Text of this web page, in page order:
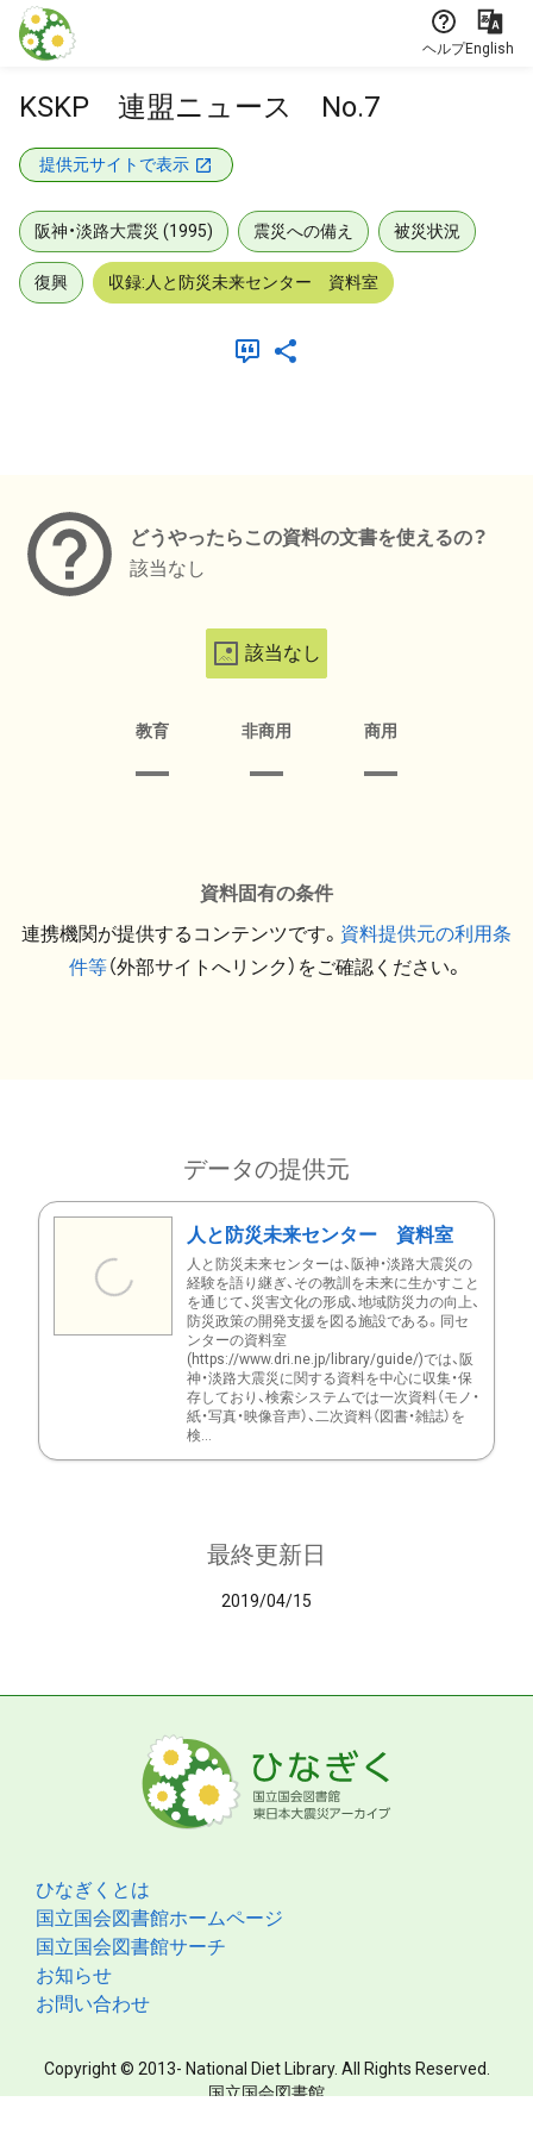
本文に飛ぶ
ヘルプEnglish
KSKP 連盟ニュース No.7
提供元サイトで表示
阪神・淡路大震災 (1995) 震災への備え 被災状況
復興 収録:人と防災未来センター 資料室
どうやったらこの資料の文書を使えるの？
該当なし
該当なし
教育 非商用 商用
資料固有の条件
連携機関が提供するコンテンツです。 資料提供元の利用条
件等（外部サイトへリンク）をご確認ください。
データの提供元
人と防災未来センター 資料室
人と防災未来センターは、阪神・淡路大震災の
経験を語り継ぎ、その教訓を未来に生かすこと
を通じて、災害文化の形成、地域防災力の向上、
防災政策の開発支援を図る施設である。同セ
ンターの資料室
(https://www.dri.ne.jp/library/guide/)では、阪
神・淡路大震災に関する資料を中心に収集・保
存しており、検索システムでは一次資料（モノ・
紙・写真・映像音声）、二次資料（図書・雑誌）を
検...
最終更新日
2019/04/15
ひなぎくとは
国立国会図書館ホームページ
国立国会図書館サーチ
お知らせ
お問い合わせ
Copyright © 2013- National Diet Library. All Rights Reserved.